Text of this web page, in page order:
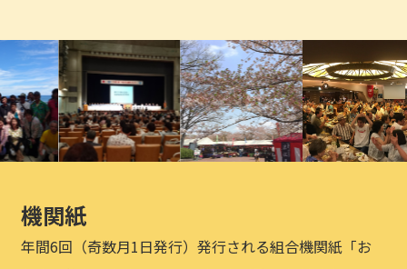
機関紙
年間6回（奇数月1日発行）発行される組合機関紙「お